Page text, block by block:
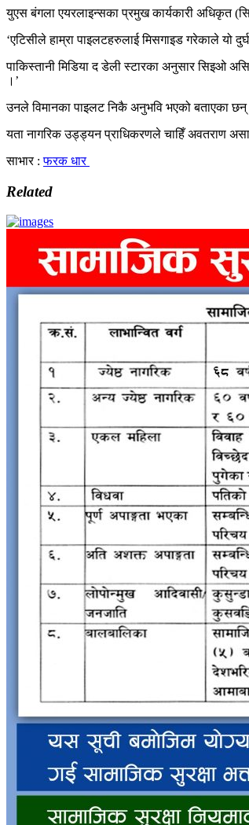
युएस बंगला एयरलाइन्सका प्रमुख कार्यकारी अधिकृत
‘एटिसीले हाम्रा पाइलटहरुलाई मिसगाइड गरेकाले यो
पाकिस्तानी मिडिया द डेली स्टारका अनुसार सिइओ
।’
उनले विमानका पाइलट निकै अनुभवि भएको बताएका छन्
यता नागरिक उड्ड्यन प्राधिकरणले चाहिँ अवतराण
साभार :फरक धार
Related